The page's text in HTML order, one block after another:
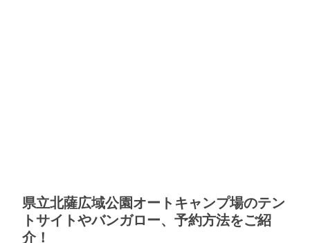
県立北薩広域公園オートキャンプ場のテン
トサイトやバンガロー、予約方法をご紹
介！